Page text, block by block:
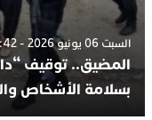
السبت 06 يونيو 2026 - 7:42
المضيق.. توقيف
بسلامة الأشخاص